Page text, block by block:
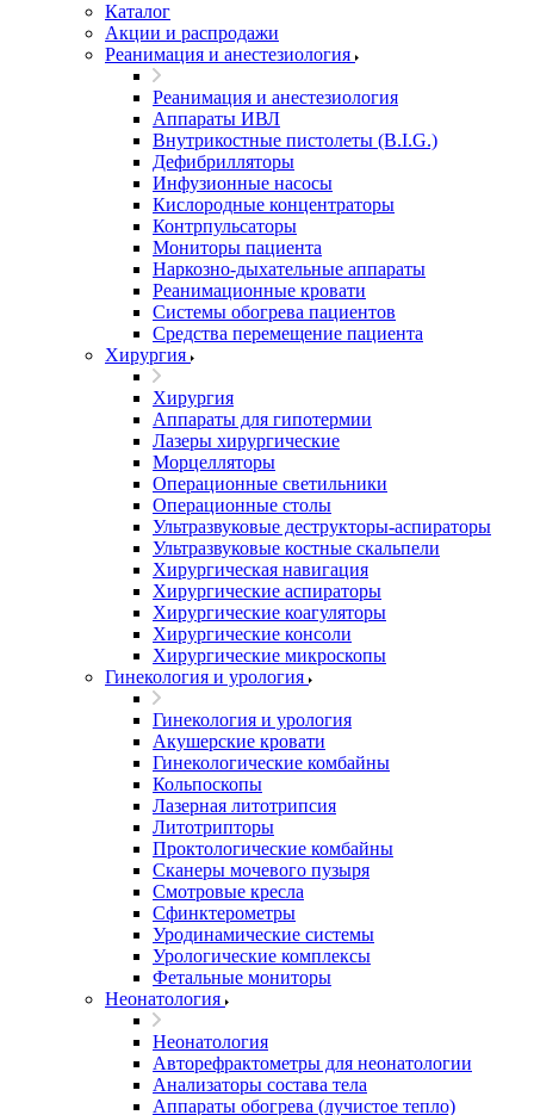
Каталог
Акции и распродажи
Реанимация и анестезиология
Реанимация и анестезиология
Аппараты ИВЛ
Внутрикостные пистолеты (B.I.G.)
Дефибрилляторы
Инфузионные насосы
Кислородные концентраторы
Контрпульсаторы
Мониторы пациента
Наркозно-дыхательные аппараты
Реанимационные кровати
Системы обогрева пациентов
Средства перемещение пациента
Хирургия
Хирургия
Аппараты для гипотермии
Лазеры хирургические
Морцелляторы
Операционные светильники
Операционные столы
Ультразвуковые деструкторы-аспираторы
Ультразвуковые костные скальпели
Хирургическая навигация
Хирургические аспираторы
Хирургические коагуляторы
Хирургические консоли
Хирургические микроскопы
Гинекология и урология
Гинекология и урология
Акушерские кровати
Гинекологические комбайны
Кольпоскопы
Лазерная литотрипсия
Литотрипторы
Проктологические комбайны
Сканеры мочевого пузыря
Смотровые кресла
Сфинктерометры
Уродинамические системы
Урологические комплексы
Фетальные мониторы
Неонатология
Неонатология
Авторефрактометры для неонатологии
Анализаторы состава тела
Аппараты обогрева (лучистое тепло)